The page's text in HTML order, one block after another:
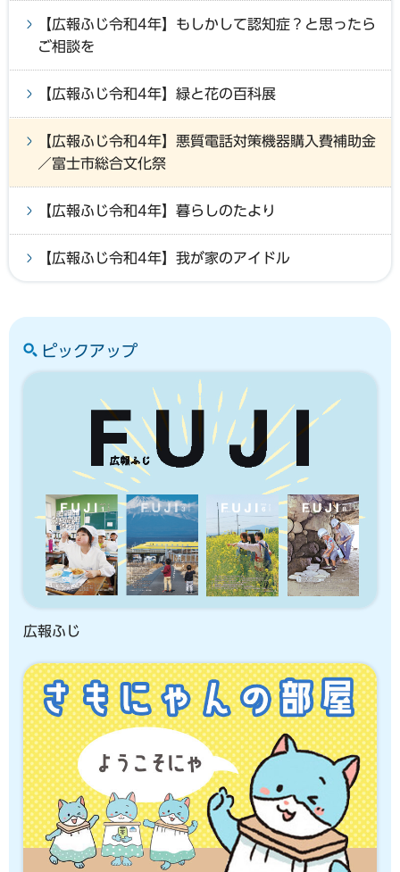
【広報ふじ令和4年】もしかして認知症？と思ったら
ご相談を
【広報ふじ令和4年】緑と花の百科展
【広報ふじ令和4年】悪質電話対策機器購入費補助金
／富士市総合文化祭
【広報ふじ令和4年】暮らしのたより
【広報ふじ令和4年】我が家のアイドル
ピックアップ
広報ふじ